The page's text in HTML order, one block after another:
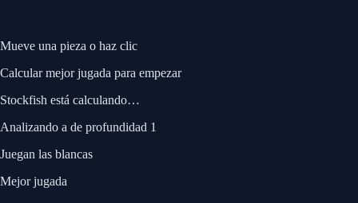
Mueve una pieza o haz clic
Calcular mejor jugada para empezar
Stockfish está calculando…
Analizando a de profundidad 1
Juegan las blancas
Mejor jugada